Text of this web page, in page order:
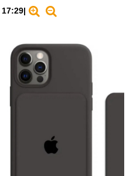
17:29|